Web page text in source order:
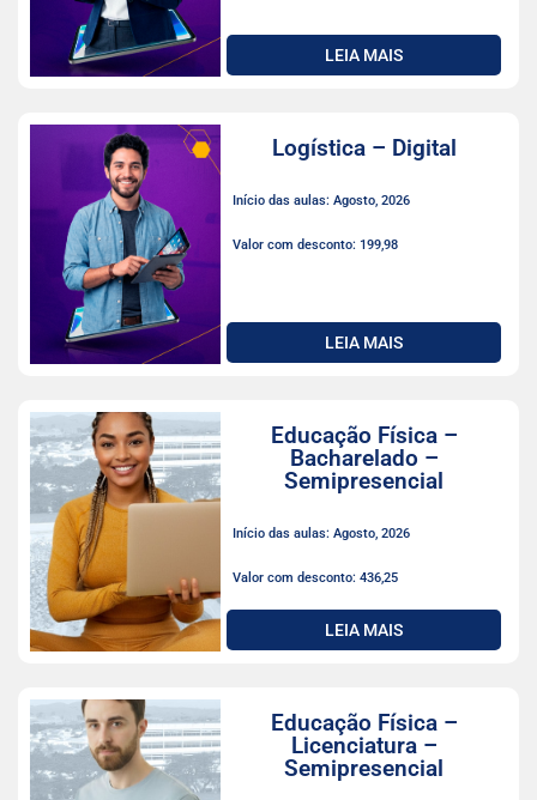
LEIA MAIS
Logística – Digital
Início das aulas: Agosto, 2026
Valor com desconto: 199,98
LEIA MAIS
Educação Física –
Bacharelado –
Semipresencial
Início das aulas: Agosto, 2026
Valor com desconto: 436,25
LEIA MAIS
Educação Física –
Licenciatura –
Semipresencial